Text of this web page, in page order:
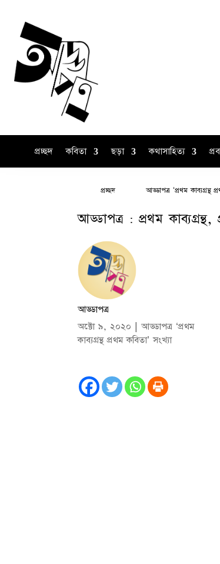
প্রচ্ছদ কবিতা ছড়া কথাসাহিত্য
প্রচ্ছদ আড্ডাপত্র ‘প্রথম কাব্যগ্রন্থ
আড্ডাপত্র : প্রথম
আড্ডাপত্র
অক্টো ৯, ২০২০
আড্ডাপত্র ‘প্রথম
কাব্যগ্রন্থ প্রথম কবিতা’ সংখ্যা